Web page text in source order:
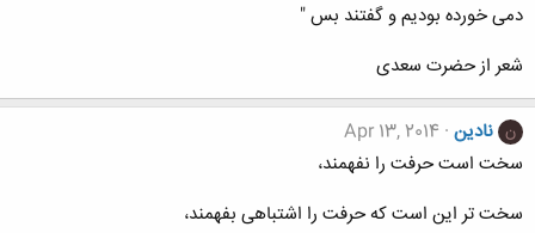
دمی خورده بودیم و گفتند بس "
شعر از حضرت سعدی
ن نادین Apr 13, 2014
سخت است حرفت را نفهمند،
سخت تر این است که حرفت را اشتباهی بفهمند،